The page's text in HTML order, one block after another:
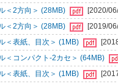
＜2方向＞ (28MB)
[2020/
＜2方向＞ (28MB)
[2019/
＜表紙、目次＞ (1MB)
＜コンパクト-2カセ＞ (64MB)
＜表紙、目次＞ (1MB)